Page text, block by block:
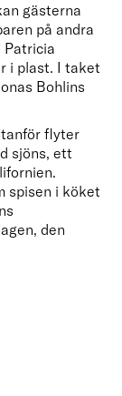
gästerna
på andra
Patricia
i plast. I taket
Bohlins
flyter
sjöns, ett
spisen i köket
den